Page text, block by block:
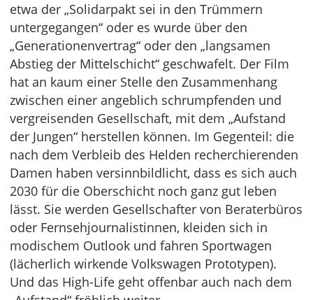
etwa der „Solidarpakt sei in den Trümmern
untergegangen“ oder es wurde über den
„Generationenvertrag“ oder den „langsamen
Abstieg der Mittelschicht“ geschwafelt. Der Film
hat an kaum einer Stelle den Zusammenhang
zwischen einer angeblich schrumpfenden und
vergreisenden Gesellschaft, mit dem „Aufstand
der Jungen“ herstellen können. Im Gegenteil: die
nach dem Verbleib des Helden recherchierenden
Damen haben versinnbildlicht, dass es sich auch
2030 für die Oberschicht noch ganz gut leben
lässt. Sie werden Gesellschafter von Beraterbüros
oder Fernsehjournalistinnen, kleiden sich in
modischem Outlook und fahren Sportwagen
(lächerlich wirkende Volkswagen Prototypen).
Und das High-Life geht offenbar auch nach dem